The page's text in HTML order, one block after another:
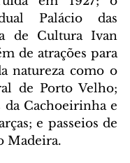
Palácio das
de Cultura Ivan
de atrações para
natureza como o
de Porto Velho;
da Cachoeirinha e
e passeios de
Madeira.